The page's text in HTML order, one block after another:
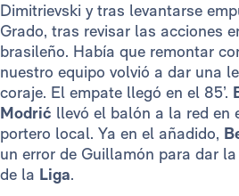
Dimitrievski y tras levantarse
Grado, tras revisar las acciones
brasileño. Había que remontar
nuestro equipo volvió a dar una
coraje. El empate llegó en el 85’.
Modrić llevó el balón a la red en
portero local. Ya en el añadido,
un error de Guillamón para dar
de la Liga.